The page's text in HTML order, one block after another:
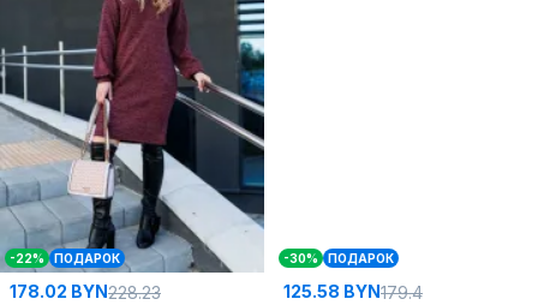
-22% ПОДАРОК
178.02 BYN228.23
-30% ПОДАРОК
125.58 BYN179.4